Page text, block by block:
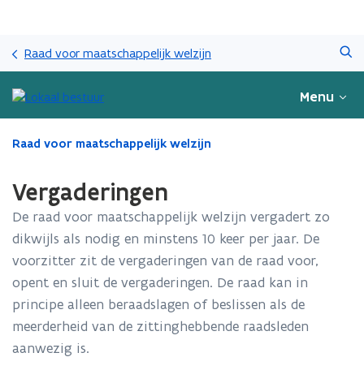
en
naar
gaan
Raad voor maatschappelijk welzijn
Menu
Gedaan
bevindt
op:
Vergaderingen
Raad voor maatschappelijk welzijn
Vergaderingen
De raad voor maatschappelijk welzijn vergadert zo
dikwijls als nodig en minstens 10 keer per jaar. De
voorzitter zit de vergaderingen van de raad voor,
opent en sluit de vergaderingen. De raad kan in
principe alleen beraadslagen of beslissen als de
meerderheid van de zittinghebbende raadsleden
aanwezig is.